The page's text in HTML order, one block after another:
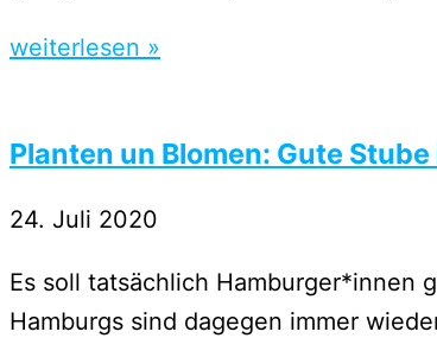
weiterlesen »
Planten un Blomen: Gute Stube
24. Juli 2020
Es soll tatsächlich Hamburger*innen
Hamburgs sind dagegen immer